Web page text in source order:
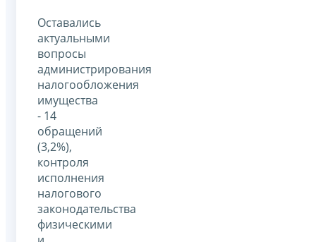
Оставались
актуальными
вопросы
администрирования
налогообложения
имущества
- 14
обращений
(3,2%),
контроля
исполнения
налогового
законодательства
физическими